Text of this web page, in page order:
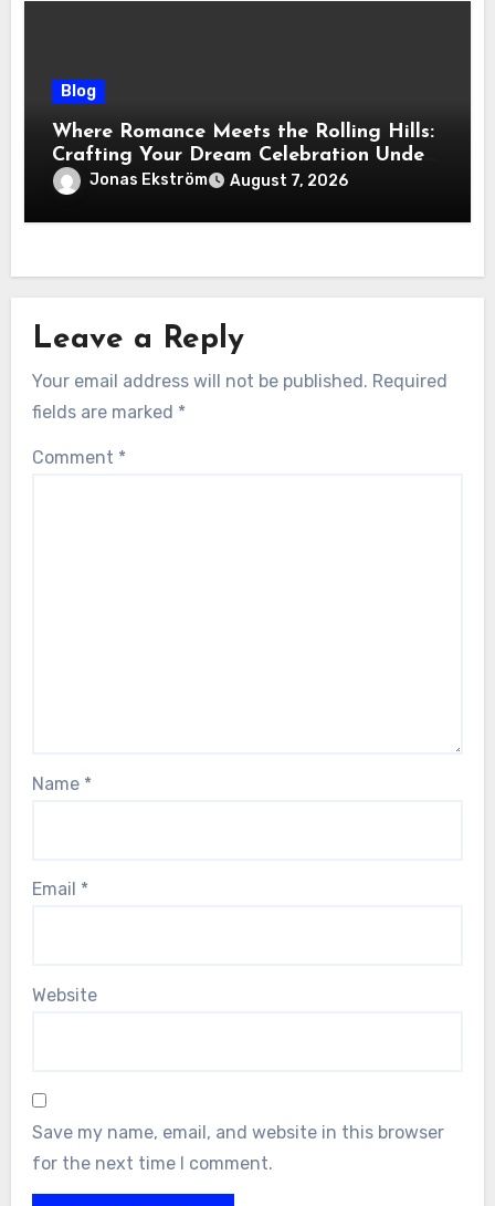
Blog
Where Romance Meets the Rolling Hills:
Crafting Your Dream Celebration Under
the Tuscan Sun
Jonas Ekström August 7, 2026
Leave a Reply
Your email address will not be published. Required
fields are marked *
Comment *
Name *
Email *
Website
Save my name, email, and website in this browser
for the next time I comment.